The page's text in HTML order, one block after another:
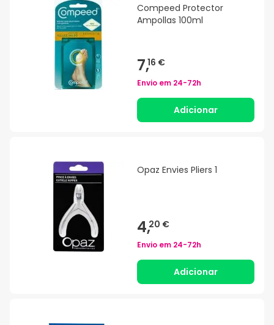
Compeed Protector
Ampollas 100ml
7,16 €
Envio em 24-72h
Adicionar
Opaz Envies Pliers 1
4,20 €
Envio em 24-72h
Adicionar